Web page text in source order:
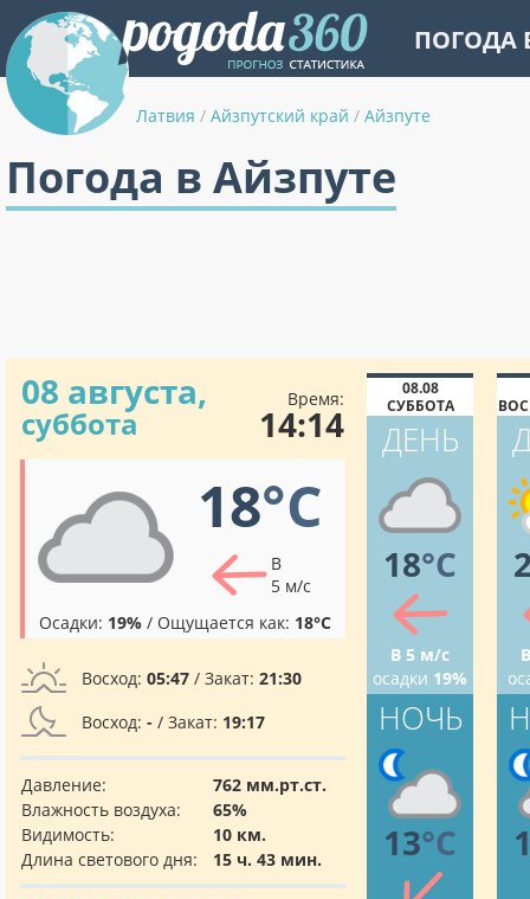
ПОГОДА
Латвия / Айзпутский край / Айзпуте
Погода в Айзпуте
08 августа,
суббота
Время:
14:14
18°C
В
5 м/с
Осадки: 19% / Ощущается как: 18°C
Восход: 05:47 / Закат: 21:30
Восход: - / Закат: 19:17
Давление:
762 мм.рт.ст.
Влажность воздуха:
65%
Видимость:
10 км.
Длина светового дня:
15 ч. 43 мин.
08.08
СУББОТА
ДЕНЬ
18°C
В 5 м/с
осадки 19%
НОЧЬ
13°C